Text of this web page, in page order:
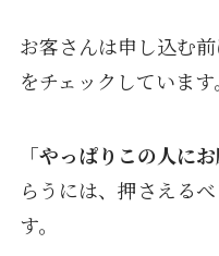
お客さんは申し込む
をチェックしています。
「やっぱりこの人に
らうには、押さえる
す。